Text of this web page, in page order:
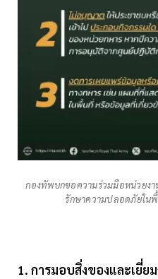
กองทัพบกขอความร่วมมือหน่วยง
รักษาความปลอดภัยใน
1. การมอบสิ่งของและเยี่ย